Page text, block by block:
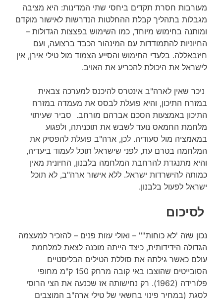
מעורבות חסרת תקדים ביחסי שתי המדינות: היא מציבה
מגבלות בתהליך קבלת ההחלטות הנדרשות לאישור מוקדם
ומותנה בחימוש מיוחד, כמו השימוש בפצצות הגדולות –
החיוניות להתמודדות עם המינהור הכבד ברצועה, ועם
חיזבאללה. בלעדי החימוש והסייע הצמוד מול טילי אירן, אין
לישראל את היכולת להכריע את האויב.
ניכר שאין לארה"ב אינטרס להיכנס למערכה צבאית
במזרח התיכון, והיא פועלת לבסס את מעמדה במזרח
התיכון באמצעות הסכם אברהם מורחב. סביר שעיתוי
מלחמת החמאס נועד לשבש את תוכניתה, ולפגוע
במאמציה מול סעודיה. לכן, ארה"ב פועלת להפסיק את
המלחמה בטרם עת, לפני שישראל תוכל לעמוד ביעדיה,
והיא מתנגדת להרחבת המלחמה בלבנון, החיונית מאין
כמותה להישרדות ישראל. ללא אישור ארה"ב, לא תוכל
ישראל לפעול בלבנון.
לסיכום
נכון שזה 'לא כוחות'"' – ואולי עזות פנים – להזכיר למעצמה
הגדולה הידידותית, כיצד הייתה מוכנה לצאת למלחמת
עולם כאשר גילתה את סוללת הטילים הבליסטיים
הסובייטים שהוצבו באי קובה מרחק 150 ק"מ מחופי
פלורידה (1962). רק נחישותה אז שכנעה את הצי הרוסי
לסגת (במחיר פינוי בחשאי של טילי ארה"ב המוצבים